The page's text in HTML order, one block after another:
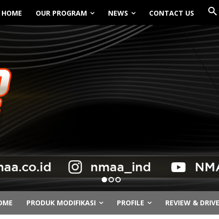
HOME OUR PROGRAM NEWS CONTACT US
PRODUK MODIFIKASI PROFILE REVIEW & DRIVE